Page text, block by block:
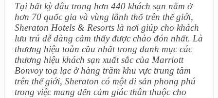
Tại bất kỳ đâu trong hơn 440 khách sạn nằm ở
hơn 70 quốc gia và vùng lãnh thổ trên thế giới,
Sheraton Hotels & Resorts là nơi giúp cho khách
lưu trú dễ dàng cảm thấy được chào đón nhất. Là
thương hiệu toàn cầu nhất trong danh mục các
thương hiệu khách sạn xuất sắc của Marriott
Bonvoy toạ lạc ở hàng trăm khu vực trung tâm
trên thế giới, Sheraton có một di sản phong phú
trong việc mang đến cảm giác thân thuộc cho